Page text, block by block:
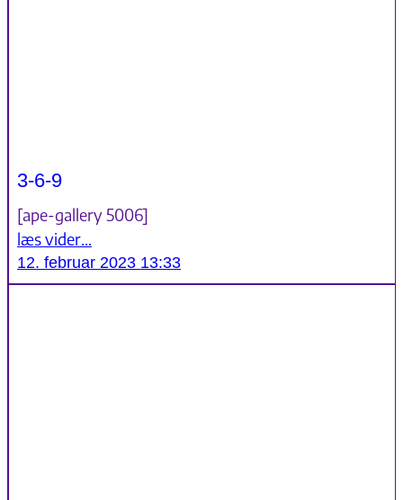
3-6-9
[ape-gallery 5006]
læs vider…
12. februar 2023 13:33